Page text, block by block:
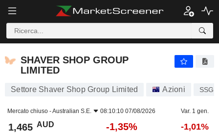
SHAVER SHOP GROUP
LIMITED
Settore Shaver Shop Group Limited Azioni SSG
Mercato chiuso -Australian S.E. 08:10:10 07/08/2026 Var. 1 gen.
1,465 AUD -1,35% -1,01%